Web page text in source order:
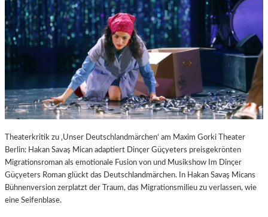
Theaterkritik zu ‚Unser Deutschlandmärchen‘ am Maxim Gorki Theater
Berlin: Hakan Savaş Mican adaptiert Dinçer Güçyeters preisgekrönten
Migrationsroman als emotionale Fusion von und Musikshow Im Dinçer
Güçyeters Roman glückt das Deutschlandmärchen. In Hakan Savaş Micans
Bühnenversion zerplatzt der Traum, das Migrationsmilieu zu verlassen, wie
eine Seifenblase.